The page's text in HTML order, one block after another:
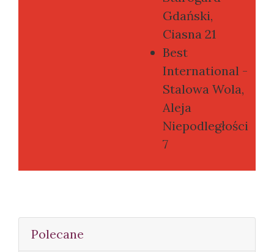
Gdański,
Ciasna 21
Best
International -
Stalowa Wola,
Aleja
Niepodległości
7
Polecane